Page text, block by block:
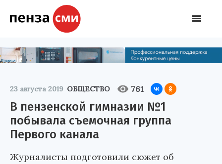
23 августа 2019 ОБЩЕСТВО 761
В пензенской гимназии №1
побывала съемочная группа
Первого канала
Журналисты подготовили сюжет об